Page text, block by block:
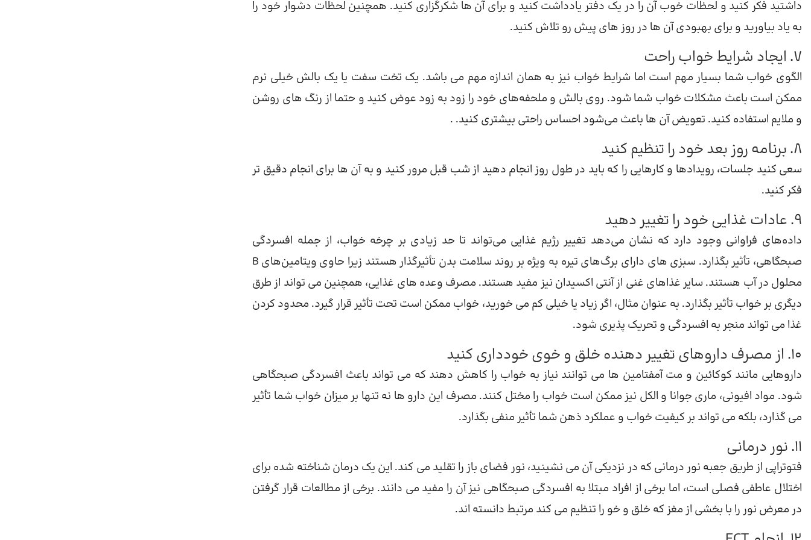
داشتید فکر کنید و لحظات خوب آن را در یک دفتر یادداشت کنید و برای آن ها شکرگزاری کنید. همچنین لحظات دشوار خود را
به یاد بیاورید و برای بهبودی آن ها در روز های پیش رو تلاش کنید.
7. ایجاد شرایط خواب راحت
الگوی خواب شما بسیار مهم است اما شرایط خواب نیز به همان اندازه مهم می باشد. یک تخت سفت یا یک بالش خیلی نرم
ممکن است باعث مشکلات خواب شما شود. روی بالش و ملحفه‌های خود را زود به زود عوض کنید و حتما از رنگ های روشن
و ملایم استفاده کنید. تعویض آن‌ ها باعث می‌شود احساس راحتی بیشتری کنید. .
8. برنامه روز بعد خود را تنظیم کنید
سعی کنید جلسات، رویدادها و کارهایی را که باید در طول روز انجام دهید از شب قبل مرور کنید و به آن ها برای انجام دقیق تر
فکر کنید.
9. عادات غذایی خود را تغییر دهید
داده‌های فراوانی وجود دارد که نشان می‌دهد تغییر رژیم غذایی می‌تواند تا حد زیادی بر چرخه خواب، از جمله افسردگی
صبحگاهی، تأثیر بگذارد. سبزی‌ های دارای برگ‌های تیره به‌ ویژه بر روند سلامت بدن تأثیرگذار هستند زیرا حاوی ویتامین‌های B
محلول در آب هستند. سایر غذاهای غنی از آنتی اکسیدان نیز مفید هستند. مصرف وعده های غذایی، همچنین می تواند از طرق
دیگری بر خواب تأثیر بگذارد. به عنوان مثال، اگر زیاد یا خیلی کم می خورید، خواب ممکن است تحت تأثیر قرار گیرد. محدود کردن
غذا می تواند منجر به افسردگی و تحریک پذیری شود.
10. از مصرف داروهای تغییر دهنده خلق و خوی خودداری کنید
داروهایی مانند کوکائین و مت آمفتامین ها می توانند نیاز به خواب را کاهش دهند که می تواند باعث افسردگی صبحگاهی
شود. مواد افیونی، ماری جوانا و الکل نیز ممکن است خواب را مختل کنند. مصرف این دارو ها نه تنها بر میزان خواب شما تأثیر
می گذارد، بلکه می تواند بر کیفیت خواب و عملکرد ذهن شما تأثیر منفی بگذارد.
11. نور درمانی
فتوتراپی از طریق جعبه نور درمانی که در نزدیکی آن می نشینید، نور فضای باز را تقلید می کند. این یک درمان شناخته شده برای
اختلال عاطفی فصلی است، اما برخی از افراد مبتلا به افسردگی صبحگاهی نیز آن را مفید می دانند. برخی از مطالعات قرار گرفتن
در معرض نور را با بخشی از مغز که خلق و خو را تنظیم می کند مرتبط دانسته اند.